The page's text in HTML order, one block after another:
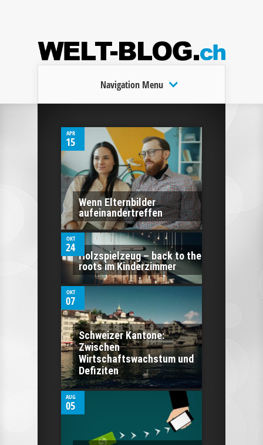
Navigation Menu
APR
15
Wenn Elternbilder
aufeinandertreffen
OKT
24
Holzspielzeug – back to the
roots im Kinderzimmer
OKT
07
0
Schweizer Kantone:
Zwischen
Wirtschaftswachstum und
Defiziten
AUG
05
0